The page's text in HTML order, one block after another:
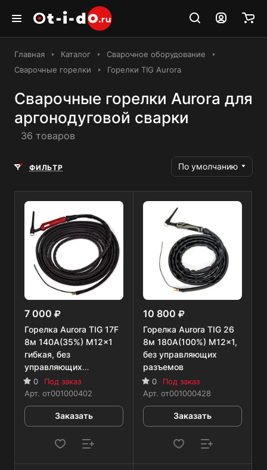
Главная Каталог
Сварочное оборудование
Сварочные горелки
Горелки TIG Aurora
Сварочные горелки Aurora для
аргонодуговой сварки
36 товаров
ФИЛЬТР По умолчанию
7 000
Горелка Aurora TIG 17F
8м 140А(35%) M12x1
гибкая, без
управляющих
разъемов
0
Под заказ
Арт. от001000402
Заказать
10 800
Горелка Aurora TIG 26
8м 180А(100%) M12x1,
без управляющих
разъемов
0
Под заказ
Арт. от001000428
Заказать